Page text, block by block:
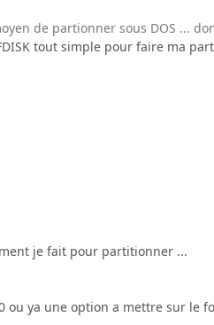
de partionner sous DOS ...
tout simple pour faire ma
je fait pour partitionner ...
ou ya une option a mettre sur le